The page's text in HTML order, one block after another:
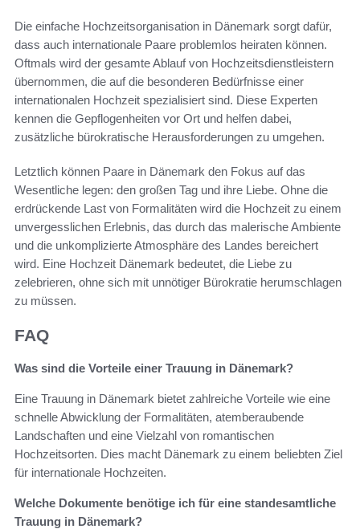
Die einfache Hochzeitsorganisation in Dänemark sorgt dafür,
dass auch internationale Paare problemlos heiraten können.
Oftmals wird der gesamte Ablauf von Hochzeitsdienstleistern
übernommen, die auf die besonderen Bedürfnisse einer
internationalen Hochzeit spezialisiert sind. Diese Experten
kennen die Gepflogenheiten vor Ort und helfen dabei,
zusätzliche bürokratische Herausforderungen zu umgehen.
Letztlich können Paare in Dänemark den Fokus auf das
Wesentliche legen: den großen Tag und ihre Liebe. Ohne die
erdrückende Last von Formalitäten wird die Hochzeit zu einem
unvergesslichen Erlebnis, das durch das malerische Ambiente
und die unkomplizierte Atmosphäre des Landes bereichert
wird. Eine Hochzeit Dänemark bedeutet, die Liebe zu
zelebrieren, ohne sich mit unnötiger Bürokratie herumschlagen
zu müssen.
FAQ
Was sind die Vorteile einer Trauung in Dänemark?
Eine Trauung in Dänemark bietet zahlreiche Vorteile wie eine
schnelle Abwicklung der Formalitäten, atemberaubende
Landschaften und eine Vielzahl von romantischen
Hochzeitsorten. Dies macht Dänemark zu einem beliebten Ziel
für internationale Hochzeiten.
Welche Dokumente benötige ich für eine standesamtliche
Trauung in Dänemark?